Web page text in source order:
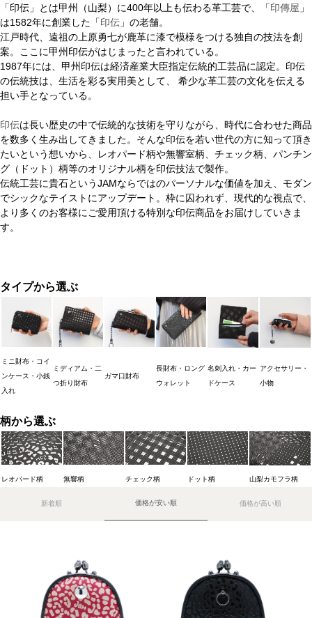
「印伝」とは甲州（山梨）に400年以上も伝わる革工芸で、「印傳屋 」
は1582年に創業した「印伝 」の老舗。
江戸時代、遠祖の上原勇七が鹿革に漆で模様をつける独自の技法を創
案。ここに甲州印伝がはじまったと言われている。
1987年には、甲州印伝は経済産業大臣指定伝統的工芸品に認定。印伝
の伝統技は、生活を彩る実用美として、 希少な革工芸の文化を伝える
担い手となっている。
印伝は長い歴史の中で伝統的な技術を守りながら、時代に合わせた商品
を数多く生み出してきました。そんな印伝を若い世代の方に知って頂き
たいという想いから、レオパード柄や無響室柄、チェック柄、パンチン
グ（ドット）柄等のオリジナル柄を印伝技法で製作。
伝統工芸に貴石というJAMならではのパーソナルな価値を加え、モダン
でシックなテイストにアップデート。枠に囚われず、現代的な視点で、
より多くのお客様にご愛用頂ける特別な印伝商品をお届けしていきま
す。
タイプから選ぶ
ミニ財布・コイ
ンケース・小銭
入れ
ミディアム・二
つ折り財布
ガマ口財布
長財布・ロング
ウォレット
名刺入れ・カー
ドケース
アクセサリー・
小物
柄から選ぶ
レオパード柄 無響柄 チェック柄 ドット柄 山梨カモフラ柄
価格が安い順 価格が高い順
新着順